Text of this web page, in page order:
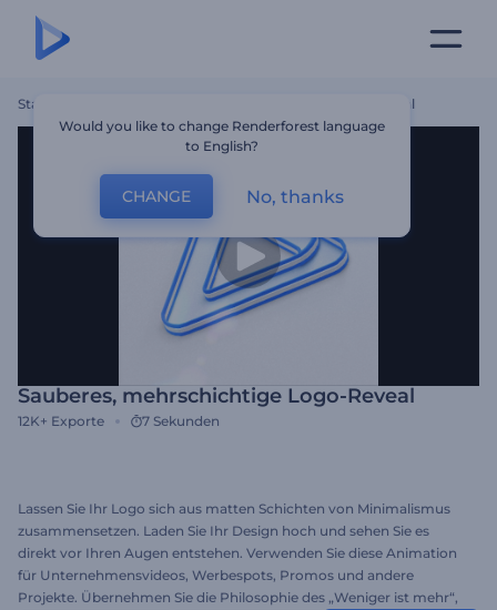
Startseite Sauberes, Mehrschichtige Logo-Reveal
Sauberes, mehrschichtige Logo-Reveal
12K+ Exporte 7 Sekunden
Lassen Sie Ihr Logo sich aus matten Schichten von Minimalismus
zusammensetzen. Laden Sie Ihr Design hoch und sehen Sie es
direkt vor Ihren Augen entstehen. Verwenden Sie diese Animation
für Unternehmensvideos, Werbespots, Promos und andere
Projekte. Übernehmen Sie die Philosophie des „Weniger ist mehr“,
Would you like to change Renderforest language
to English?
CHANGE No, thanks